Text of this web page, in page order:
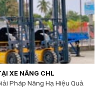
XE NÂNG CHL
Pháp Nâng Hạ Hiệu Quả